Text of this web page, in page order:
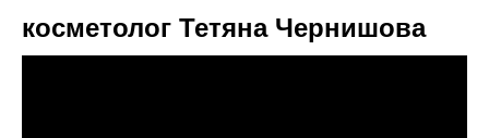
косметолог Тетяна Чернишова